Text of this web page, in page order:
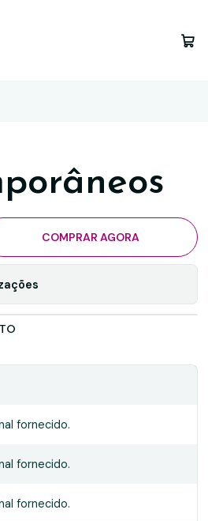
COMPRAR AGORA
fornecido.
fornecido.
fornecido.